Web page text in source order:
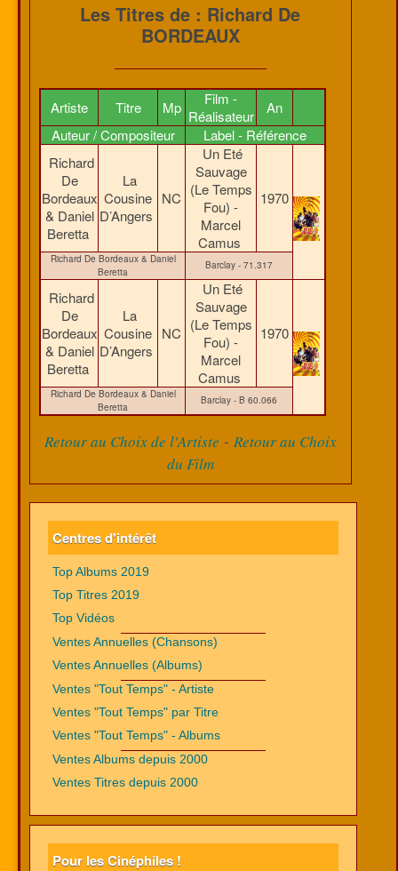
Les Titres de : Richard De
BORDEAUX
Artiste Titre Mp
Film -
Réalisateur
An
Auteur / Compositeur
Label - Référence
Richard
De
Bordeaux
& Daniel
Beretta
La
Cousine
D’Angers
NC
Un Eté
Sauvage
(Le Temps
Fou) -
Marcel
Camus
1970
Richard De Bordeaux & Daniel
Beretta
Barclay - 71.317
Richard
De
Bordeaux
& Daniel
Beretta
La
Cousine
D’Angers
NC
Un Eté
Sauvage
(Le Temps
Fou) -
Marcel
Camus
1970
Richard De Bordeaux & Daniel
Beretta
Barclay - B 60.066
Retour au Choix de l'Artiste - Retour au Choix
du Film
Centres d'intérêt
Top Albums 2019
Top Titres 2019
Top Vidéos
Ventes Annuelles (Chansons)
Ventes Annuelles (Albums)
Ventes "Tout Temps" - Artiste
Ventes "Tout Temps" par Titre
Ventes "Tout Temps" - Albums
Ventes Albums depuis 2000
Ventes Titres depuis 2000
Pour les Cinéphiles !